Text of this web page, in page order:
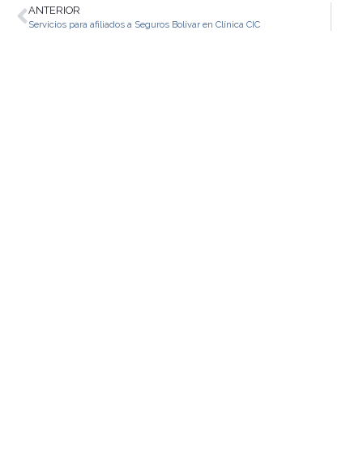
ANTERIOR
Servicios para afiliados a Seguros Bolívar en Clínica CIC